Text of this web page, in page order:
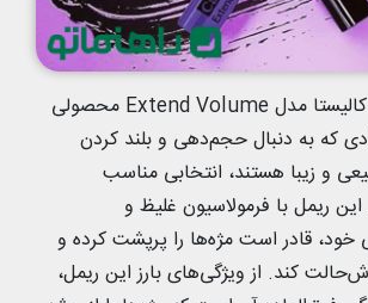
ریمل حجم‌دهنده کالیستا مدل Extend Volume محصولی
که به دنبال حجم‌دهی و بلند کردن
و زیبا هستند، انتخابی مناسب
ریمل با فرمولاسیون غلیظ و
خود، قادر است مژه‌ها را پرپشت کرده و
کند. از ویژگی‌های بارز این ریمل،